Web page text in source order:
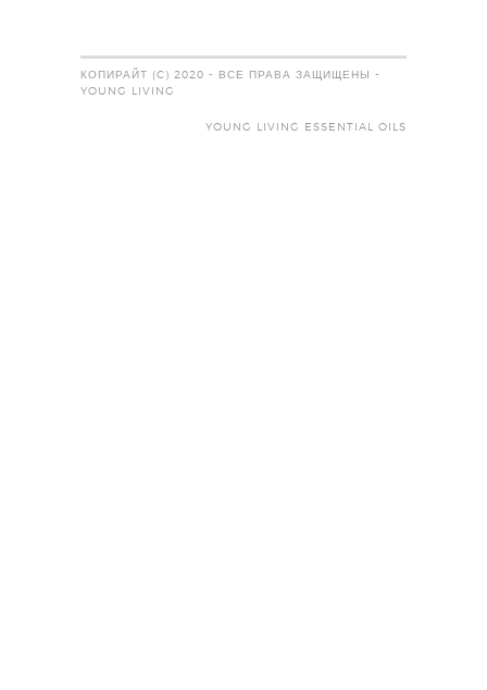
КОПИРАЙТ (C) 2020 - ВСЕ ПРАВА ЗАЩИЩЕНЫ -
YOUNG LIVING
YOUNG LIVING ESSENTIAL OILS